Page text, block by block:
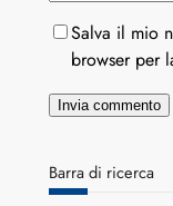
Salva il mio
browser per
Barra di ricerca